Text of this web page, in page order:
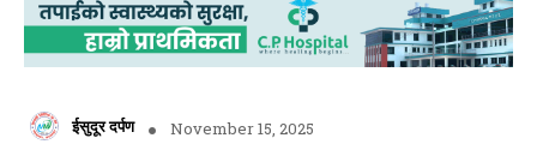
ईसुदूर दर्पण November 15, 2025